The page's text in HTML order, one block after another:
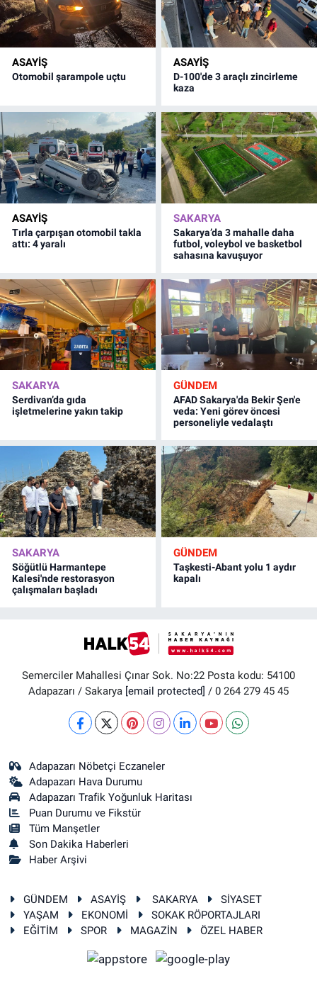
ASAYİŞ
Otomobil şarampole uçtu
ASAYİŞ
D-100'de 3 araçlı zincirleme
kaza
ASAYİŞ
Tırla çarpışan otomobil takla
attı: 4 yaralı
SAKARYA
Sakarya’da 3 mahalle daha
futbol, voleybol ve basketbol
sahasına kavuşuyor
SAKARYA
Serdivan’da gıda
işletmelerine yakın takip
GÜNDEM
AFAD Sakarya'da Bekir Şen'e
veda: Yeni görev öncesi
personeliyle vedalaştı
SAKARYA
Söğütlü Harmantepe
Kalesi'nde restorasyon
çalışmaları başladı
GÜNDEM
Taşkesti-Abant yolu 1 aydır
kapalı
Semerciler Mahallesi Çınar Sok. No:22 Posta kodu: 54100
Adapazarı / Sakarya [email protected] / 0 264 279 45 45
Adapazarı Nöbetçi Eczaneler
Adapazarı Hava Durumu
Adapazarı Trafik Yoğunluk Haritası
Puan Durumu ve Fikstür
Tüm Manşetler
Son Dakika Haberleri
Haber Arşivi
GÜNDEM ASAYİŞ SAKARYA
SİYASET
YAŞAM
EKONOMİ
SOKAK RÖPORTAJLARI
EĞİTİM
SPOR MAGAZİN ÖZEL HABER